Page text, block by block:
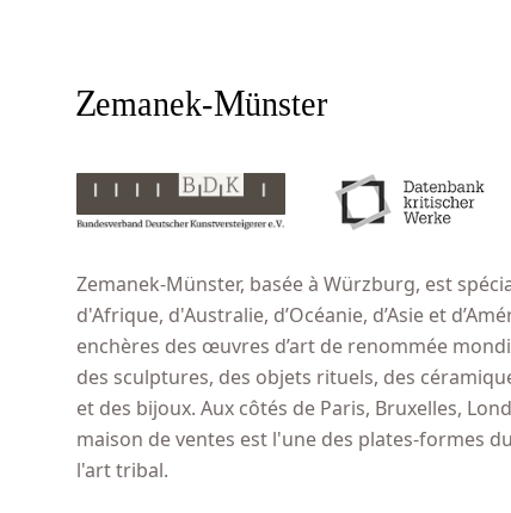
Zemanek-Münster, basée à Würzburg, est
d'Afrique, d'Australie, d’Océanie, d’Asie et
enchères des œuvres d’art de renommée
des sculptures, des objets rituels, des
et des bijoux. Aux côtés de Paris, Bruxelles,
maison de ventes est l'une des plates-formes
l'art tribal.